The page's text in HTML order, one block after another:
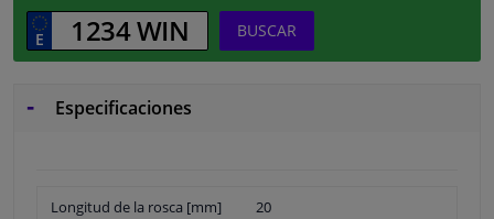
BUSCAR
Especificaciones
Longitud de la rosca [mm] 20